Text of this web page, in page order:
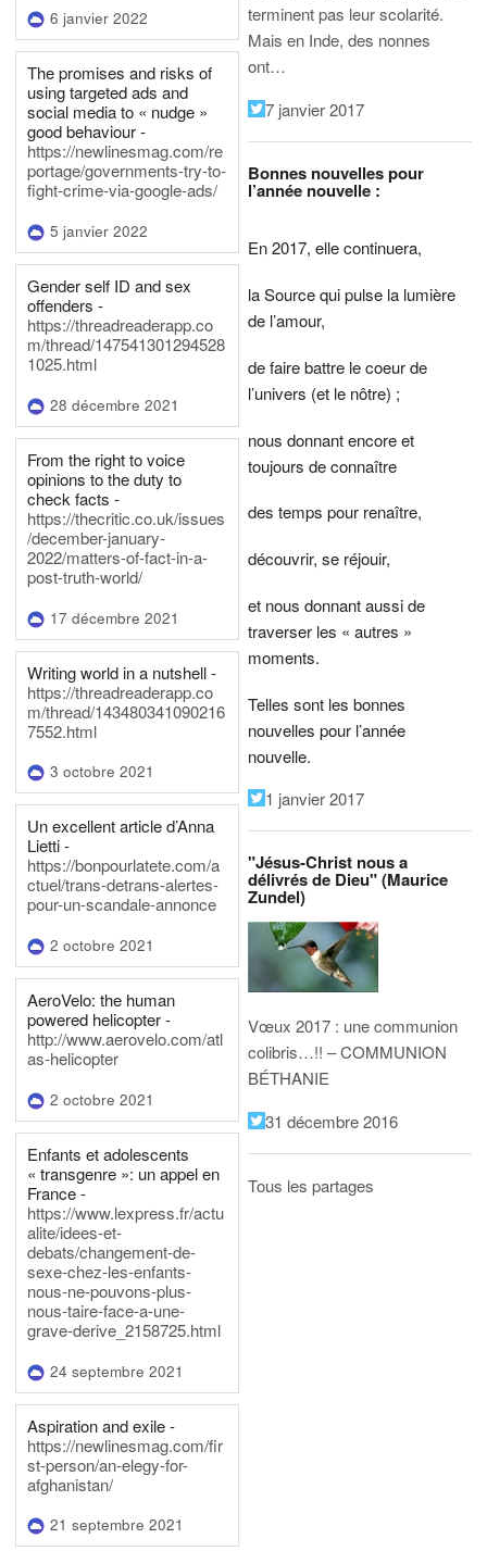
6 janvier 2022
The promises and risks of
using targeted ads and
social media to « nudge »
good behaviour -
https://newlinesmag.com/re
portage/governments-try-to-
fight-crime-via-google-ads/
5 janvier 2022
Gender self ID and sex
offenders -
https://threadreaderapp.co
m/thread/147541301294528
1025.html
28 décembre 2021
From the right to voice
opinions to the duty to
check facts -
https://thecritic.co.uk/issues
/december-january-
2022/matters-of-fact-in-a-
post-truth-world/
17 décembre 2021
Writing world in a nutshell -
https://threadreaderapp.co
m/thread/143480341090216
7552.html
3 octobre 2021
Un excellent article d’Anna
Lietti -
https://bonpourlatete.com/a
ctuel/trans-detrans-alertes-
pour-un-scandale-annonce
2 octobre 2021
AeroVelo: the human
powered helicopter -
http://www.aerovelo.com/atl
as-helicopter
2 octobre 2021
Enfants et adolescents
« transgenre »: un appel en
France -
https://www.lexpress.fr/actu
alite/idees-et-
debats/changement-de-
sexe-chez-les-enfants-
nous-ne-pouvons-plus-
nous-taire-face-a-une-
grave-derive_2158725.html
24 septembre 2021
Aspiration and exile -
https://newlinesmag.com/fir
st-person/an-elegy-for-
afghanistan/
21 septembre 2021
terminent pas leur scolarité.
Mais en Inde, des nonnes
ont…
7 janvier 2017
Bonnes nouvelles pour
l’année nouvelle :
En 2017, elle continuera,
la Source qui pulse la lumière
de l’amour,
de faire battre le coeur de
l’univers (et le nôtre) ;
nous donnant encore et
toujours de connaître
des temps pour renaître,
découvrir, se réjouir,
et nous donnant aussi de
traverser les « autres »
moments.
Telles sont les bonnes
nouvelles pour l’année
nouvelle.
1 janvier 2017
"Jésus-Christ nous a
délivrés de Dieu" (Maurice
Zundel)
Vœux 2017 : une communion
colibris…!! – COMMUNION
BÉTHANIE
31 décembre 2016
Tous les partages